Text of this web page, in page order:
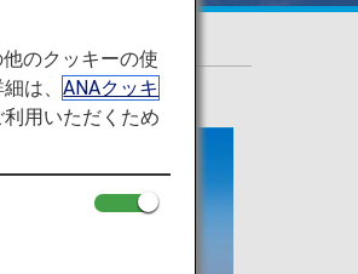
のクッキーの使
細は、ANAクッキ
用いただくため